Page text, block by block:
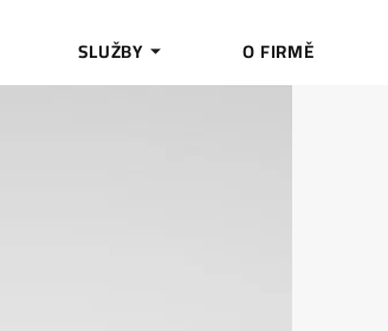
SLUŽBY O FIRMĚ